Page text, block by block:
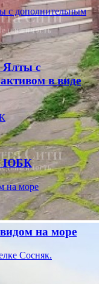
Ялты с
в виде
ЮБК
на море